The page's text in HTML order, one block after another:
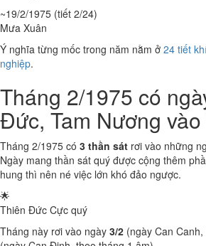
~19/2/1975 (tiết 2/24)
Mưa Xuân
Ý nghĩa từng mốc trong năm nằm ở 24 tiết
nghiệp.
Tháng 2/1975 có
Đức, Tam Nương
Tháng 2/1975 có 3 thần sát rơi vào những
Ngày mang thần sát quý được cộng thêm
hung thì nên né việc lớn khó đảo ngược.
🌟
Thiên Đức Cực quý
Tháng này rơi vào ngày 3/2 (ngày Can